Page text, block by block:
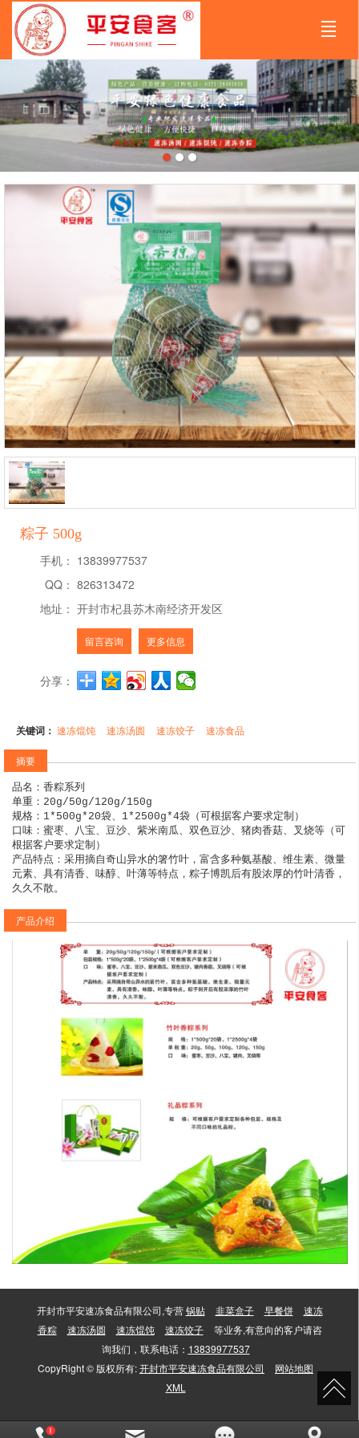
走进平安 企业资讯 实景图库 联系我们 精英招聘
粽子 500g
手机： 13839977537
QQ： 826313472
地址： 开封市杞县苏木南经济开发区
留言咨询 更多信息
分享：
关键词： 速冻馄饨 速冻汤圆 速冻饺子 速冻食品
摘要
品名：香粽系列
单重：20g/50g/120g/150g
规格：1*500g*20袋、1*2500g*4袋（可根据客户要求定制）
口味：蜜枣、八宝、豆沙、紫米南瓜、双色豆沙、猪肉香菇、叉烧等（可
根据客户要求定制）
产品特点：采用摘自奇山异水的箸竹叶，富含多种氨基酸、维生素、微量
元素、具有清香、味醇、叶薄等特点，粽子博凯后有股浓厚的竹叶清香，
久久不散。
产品介绍
开封市平安速冻食品有限公司,专营锅贴 韭菜盒子 早餐饼
速冻
香粽
速冻汤圆 速冻馄饨 速冻饺子
等业务,有意向的客户请咨
询我们，联系电话： 13839977537
CopyRight © 版权所有:开封市平安速冻食品有限公司
网站地图
XML